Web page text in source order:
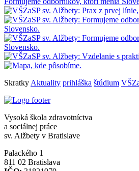
Skratky Aktuality prihláška štúdium
Vysoká škola zdravotníctva
a sociálnej práce
sv. Alžbety v Bratislave
Palackého 1
811 02 Bratislava